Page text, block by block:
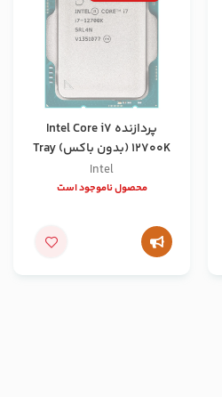
پردازنده Intel Core i7
12700K (بدون باکس) Tray
Intel
محصول ناموجود است